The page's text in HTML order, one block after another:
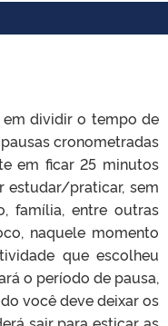
dividir o tempo de
cronometradas
em ficar 25 minutos
estudar/praticar, sem
família, entre outras
naquele momento
que escolheu
o período de pausa,
você deve deixar os